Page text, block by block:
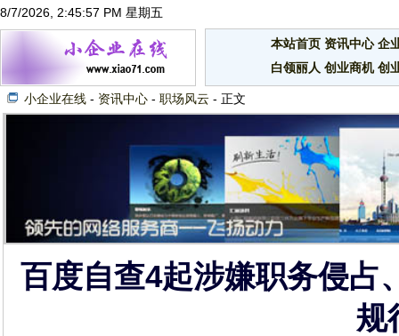
8/7/2026, 2:45:57 PM 星期五
本站首页 资讯中心 企
白领丽人 创业商机 创
小企业在线 - 资讯中心 - 职场风云 - 正文
百度自查4起涉嫌职务侵占
规